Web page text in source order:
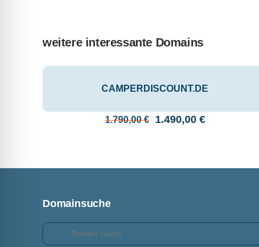
weitere interessante Domains
CAMPERDISCOUNT.DE
1.790,00€
Ursprünglicher
1.490,00 €Aktueller
Domainsuche